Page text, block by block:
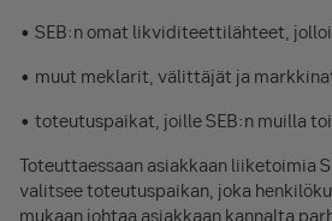
• SEB:n omat likviditeettilähteet,
• muut meklarit, välittäjät ja
• toteutuspaikat, joille SEB:n muilla
Toteuttaessaan asiakkaan liiketoimia
valitsee toteutuspaikan, joka
mukaan johtaa asiakkaan kannalta